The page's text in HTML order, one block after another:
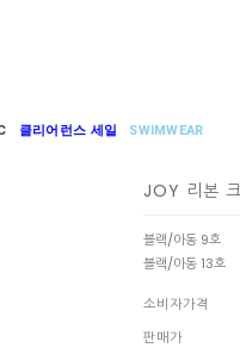
클리어런스 세일 SWIMWEAR
JOY 리본
블랙/아동 9호
블랙/아동 13호
소비자가격
판매가